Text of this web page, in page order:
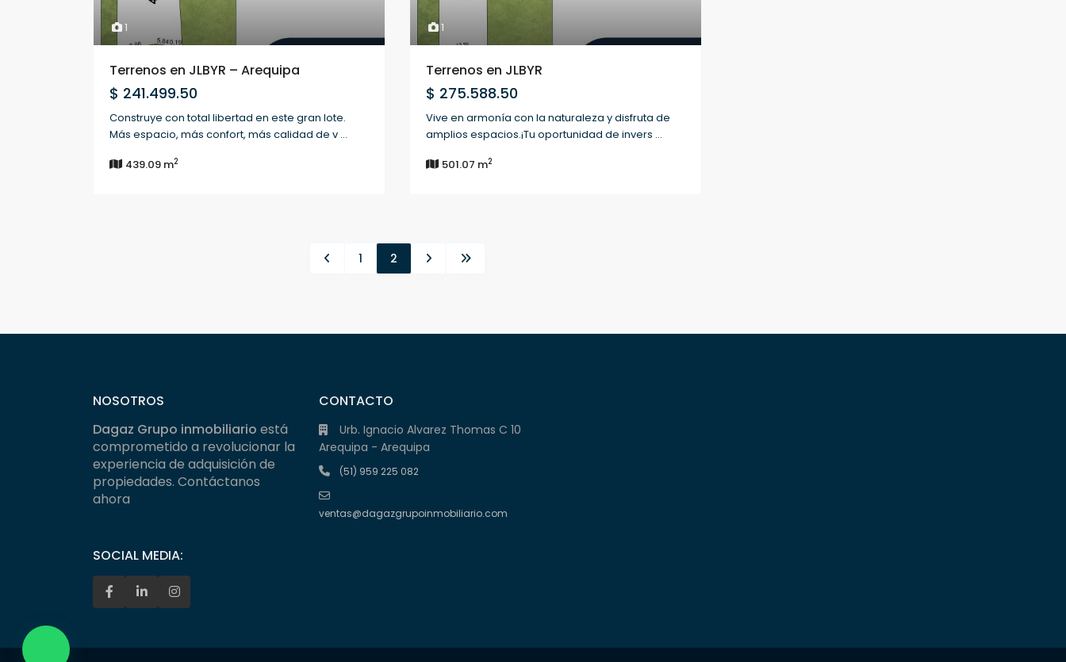
1
Terrenos en JLBYR – Arequipa
$ 241.499.50
Construye con total libertad en este gran lote.
Más espacio, más confort, más calidad de v ...
439.09 m2
1
Terrenos en JLBYR
$ 275.588.50
Vive en armonía con la naturaleza y disfruta de
amplios espacios.¡Tu oportunidad de invers ...
501.07 m2
1 2
NOSOTROS
Dagaz Grupo inmobiliario está
comprometido a revolucionar la
experiencia de adquisición de
propiedades. Contáctanos
ahora
SOCIAL MEDIA:
CONTACTO
Urb. Ignacio Alvarez Thomas C 10
Arequipa - Arequipa
(51) 959 225 082
ventas@dagazgrupoinmobiliario.com